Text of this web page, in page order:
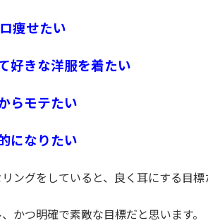
痩せたい
好きな洋服を着たい
らモテたい
になりたい
ングをしていると、良く耳にする目標
かつ明確で素敵な目標だと思います。